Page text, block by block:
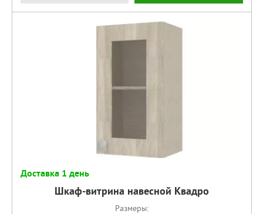
Доставка 1 день
Шкаф-витрина навесной Квадро
Размеры: